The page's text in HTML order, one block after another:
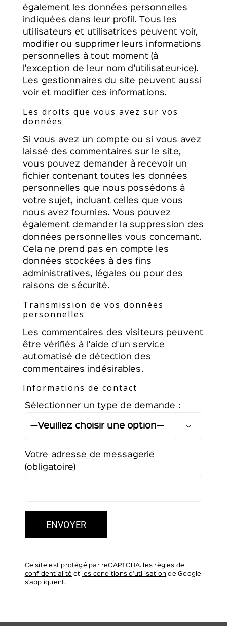
également les données personnelles
indiquées dans leur profil. Tous les
utilisateurs et utilisatrices peuvent voir,
modifier ou supprimer leurs informations
personnelles à tout moment (à
l'exception de leur nom d'utilisateur·ice).
Les gestionnaires du site peuvent aussi
voir et modifier ces informations.
Les droits que vous avez sur vos
données
Si vous avez un compte ou si vous avez
laissé des commentaires sur le site,
vous pouvez demander à recevoir un
fichier contenant toutes les données
personnelles que nous possédons à
votre sujet, incluant celles que vous
nous avez fournies. Vous pouvez
également demander la suppression des
données personnelles vous concernant.
Cela ne prend pas en compte les
données stockées à des fins
administratives, légales ou pour des
raisons de sécurité.
Transmission de vos données
personnelles
Les commentaires des visiteurs peuvent
être vérifiés à l'aide d'un service
automatisé de détection des
commentaires indésirables.
Informations de contact
Sélectionner un type de demande :

Votre adresse de messagerie
(obligatoire)
Ce site est protégé par reCAPTCHA.
les règles de
confidentialitéet les conditions d'utilisation de Google
s'appliquent.